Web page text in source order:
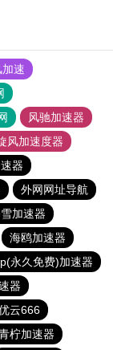
速
风驰加速器
风加速度器
器
外网网址导航
加速器
海鸥加速器
永久免费)加速器
器
云666
柠加速器